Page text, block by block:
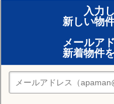
入力
新しい物
メールア
新着物件
賃貸のプロがお部屋探し！
おまかせ物件リクエスト
住みたい街の店舗を探す
店舗検索